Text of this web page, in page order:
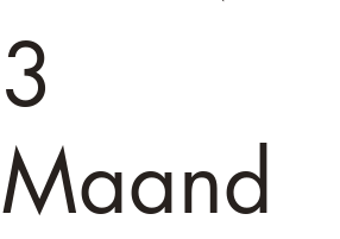
3
Maand